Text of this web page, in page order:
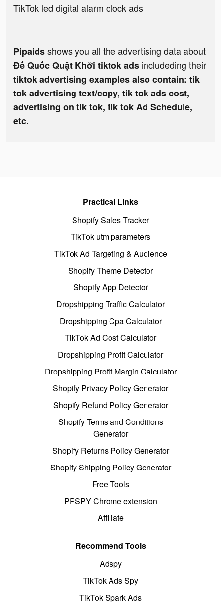
TikTok led digital alarm clock ads
Pipaidsshows you all the advertising data about
Đế Quốc Quật Khởi tiktok ads includeding their
tiktok advertising examples also contain: tik
tok advertising text/copy, tik tok ads cost,
advertising on tik tok, tik tok Ad Schedule,
etc.
Practical Links
Shopify Sales Tracker
TikTok utm parameters
TikTok Ad Targeting & Audience
Shopify Theme Detector
Shopify App Detector
Dropshipping Traffic Calculator
Dropshipping Cpa Calculator
TikTok Ad Cost Calculator
Dropshipping Profit Calculator
Dropshipping Profit Margin Calculator
Shopify Privacy Policy Generator
Shopify Refund Policy Generator
Shopify Terms and Conditions
Generator
Shopify Returns Policy Generator
Shopify Shipping Policy Generator
Free Tools
PPSPY Chrome extension
Affiliate
Recommend Tools
Adspy
TikTok Ads Spy
TikTok Spark Ads